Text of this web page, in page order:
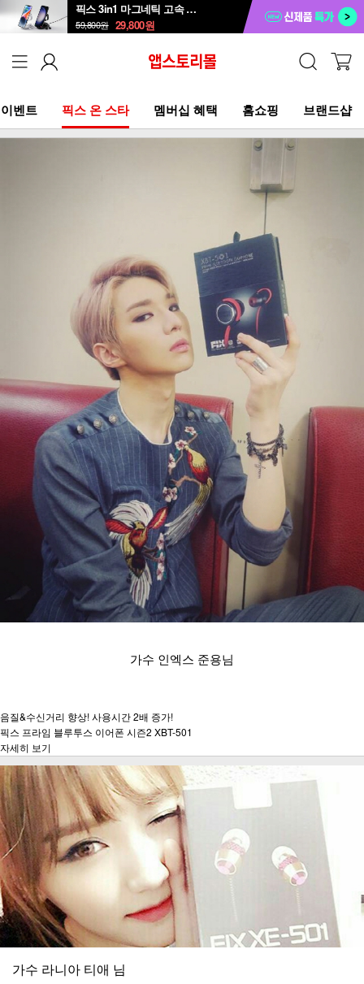
픽스 3in1 마그네틱 고속 무선 충전 거치대 XWC-502
59,800원 29,800원
이벤트 픽스 온 스타 멤버십 혜택 홈쇼핑 브랜드샵
가수 인엑스 준용님
음질&수신거리 향상! 사용시간 2배 증가!
픽스 프라임 블루투스 이어폰 시즌2 XBT-501
자세히 보기
가수 라니아 티애 님